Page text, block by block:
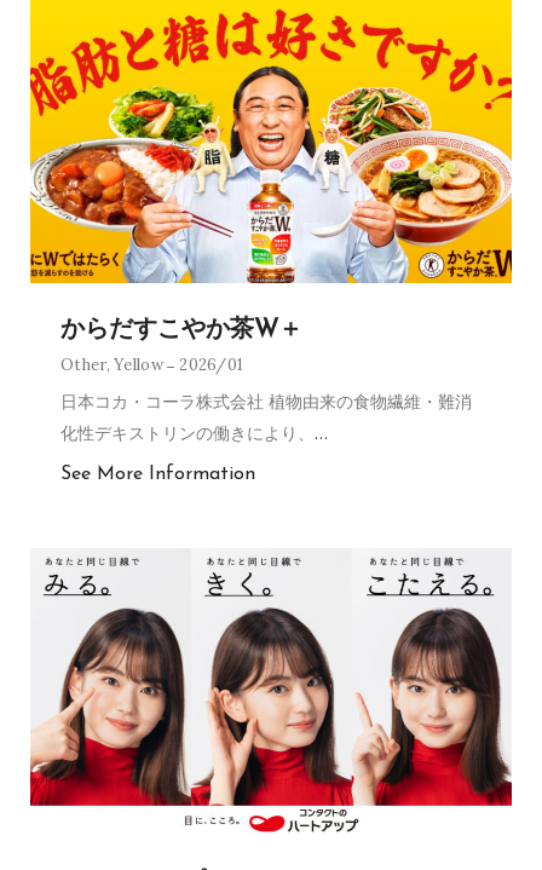
からだすこやか茶W＋
Other,Yellow 2026/01
日本コカ・コーラ株式会社 植物由来の食物繊維・難消
化性デキストリンの働きにより、 …
See More Information